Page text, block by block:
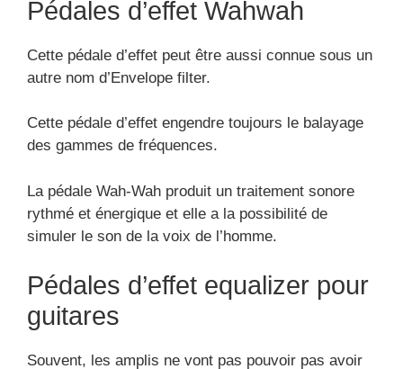
Cette pédale d’effet peut être aussi connue sous un
Cette pédale d’effet engendre toujours le balayage
La pédale Wah-Wah produit un traitement sonore
rythmé et énergique et elle a la possibilité de
Pédales d’effet equalizer pour
guitares